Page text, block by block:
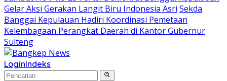
Gelar Aksi Gerakan Langit Biru Indonesia Asri Sekda
Banggai Kepulauan Hadiri Koordinasi Pemetaan
Kelembagaan Perangkat Daerah di Kantor Gubernur
Sulteng
LoginIndeks